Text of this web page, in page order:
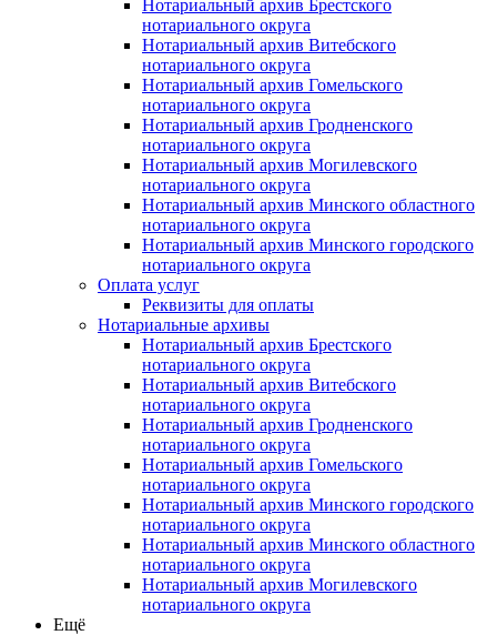
Нотариальный архив Брестского
нотариального округа
Нотариальный архив Витебского
нотариального округа
Нотариальный архив Гомельского
нотариального округа
Нотариальный архив Гродненского
нотариального округа
Нотариальный архив Могилевского
нотариального округа
Нотариальный архив Минского областного
нотариального округа
Нотариальный архив Минского городского
нотариального округа
Оплата услуг
Реквизиты для оплаты
Нотариальные архивы
Нотариальный архив Брестского
нотариального округа
Нотариальный архив Витебского
нотариального округа
Нотариальный архив Гродненского
нотариального округа
Нотариальный архив Гомельского
нотариального округа
Нотариальный архив Минского городского
нотариального округа
Нотариальный архив Минского областного
нотариального округа
Нотариальный архив Могилевского
нотариального округа
Ещё